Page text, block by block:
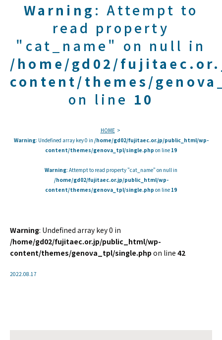
Warning : Attempt to
read property
"cat_name" on null in
/home/gd02/
content/themes/
on line 10
HOME
Warning: Undefined array key 0 in /home/gd02/fujitaec.or.jp/public_html/wp-
content/themes/genova_tpl/single.php on line 19
Warning: Attempt to read property "cat_name" on null in
/home/gd02/fujitaec.or.jp/public_html/wp-
content/themes/genova_tpl/single.php on line 19
Warning: Undefined array key 0 in
/home/gd02/fujitaec.or.jp/public_html/wp-
content/themes/genova_tpl/single.php on line 42
2022.08.17